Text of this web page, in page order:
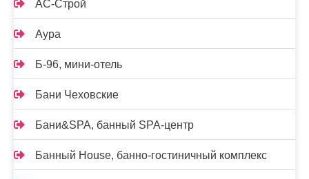
АС-Строй
Аура
Б-96, мини-отель
Бани Чеховские
Бани&SPA, банный SPA-центр
Банный House, банно-гостиничный комплекс